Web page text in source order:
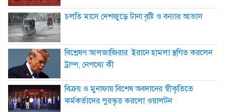
চলতি মাসে দেশজুড়ে টানা বৃষ্টি ও বন্যার আভাস
বিশ্লেষণ আলজাজিরার ইরানে হামলা স্থগিত করলেন
ট্রাম্প, নেপথ্যে কী
বিক্রয় ও মুনাফায় বিশেষ অবদানের স্বীকৃতিতে
কর্মকর্তাদের পুরস্কৃত করলো ওয়ালটন